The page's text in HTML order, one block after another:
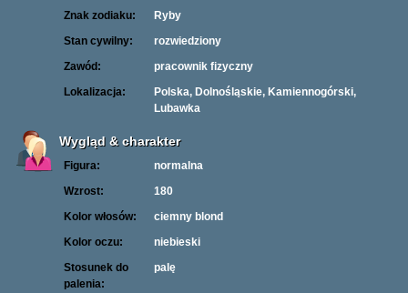
Znak zodiaku:
Ryby
Stan cywilny:
rozwiedziony
Zawód:
pracownik fizyczny
Lokalizacja:
Polska, Dolnośląskie, Kamiennogórski,
Lubawka
Wygląd & charakter
Figura:
normalna
Wzrost:
180
Kolor włosów:
ciemny blond
Kolor oczu:
niebieski
Stosunek do
palenia:
palę